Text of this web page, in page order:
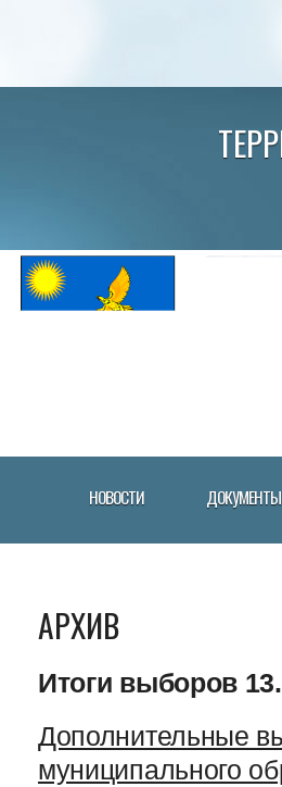
НОВОСТИ
АРХИВ
Итоги выборов
Дополнительные
муниципального